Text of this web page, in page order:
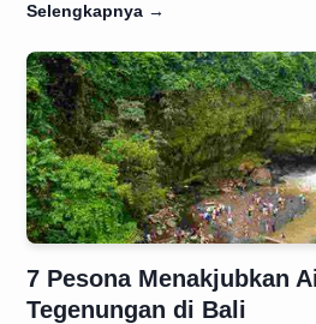
Selengkapnya →
7 Pesona Menakjubkan
Tegenungan di Bali